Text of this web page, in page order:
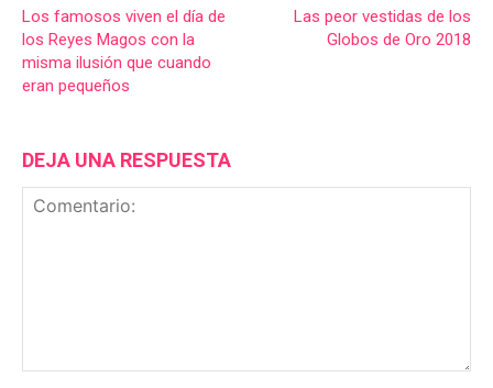
Los famosos viven el día de
los Reyes Magos con la
misma ilusión que cuando
eran pequeños
Las peor vestidas de los
Globos de Oro 2018
DEJA UNA RESPUESTA